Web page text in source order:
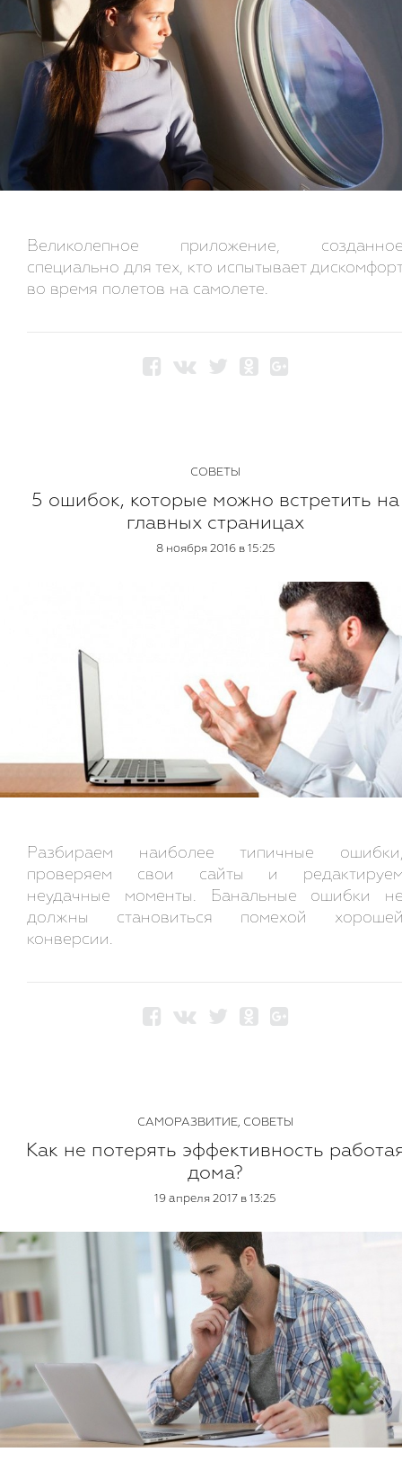
Великолепное приложение,
специально для тех, кто испытывает
во время полетов на самолете.
СОВЕТЫ
5 ошибок, которые можно встретить на
главных страницах
8 ноября 2016 в 15:25
Разбираем наиболее типичные
проверяем свои сайты и
неудачные моменты. Банальные ошибки
должны становиться помехой
конверсии.
САМОРАЗВИТИЕ, СОВЕТЫ
Как не потерять эффективность
дома?
19 апреля 2017 в 13:25